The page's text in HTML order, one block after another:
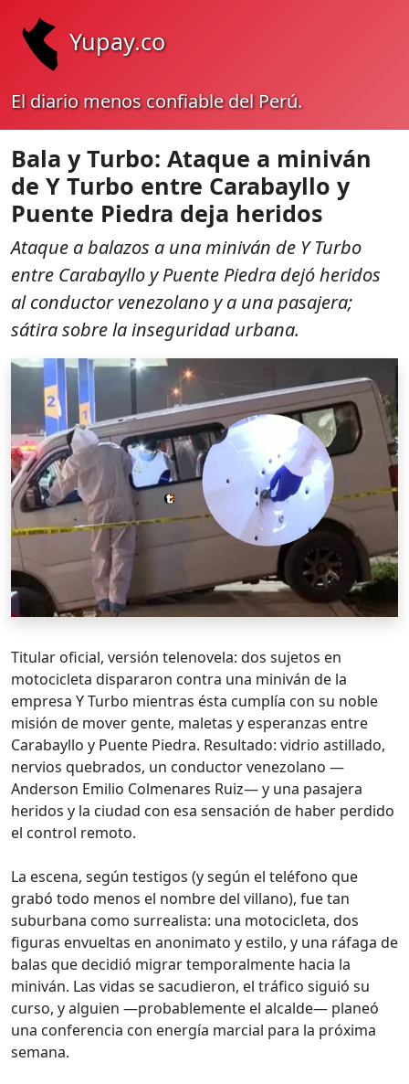
Yupay.co
El diario menos confiable del Perú.
Bala y Turbo: Ataque a miniván
de Y Turbo entre Carabayllo y
Puente Piedra deja heridos
Ataque a balazos a una miniván de Y Turbo
entre Carabayllo y Puente Piedra dejó heridos
al conductor venezolano y a una pasajera;
sátira sobre la inseguridad urbana.
Titular oficial, versión telenovela: dos sujetos en
motocicleta dispararon contra una miniván de la
empresa Y Turbo mientras ésta cumplía con su noble
misión de mover gente, maletas y esperanzas entre
Carabayllo y Puente Piedra. Resultado: vidrio astillado,
nervios quebrados, un conductor venezolano —
Anderson Emilio Colmenares Ruiz— y una pasajera
heridos y la ciudad con esa sensación de haber perdido
el control remoto.
La escena, según testigos (y según el teléfono que
grabó todo menos el nombre del villano), fue tan
suburbana como surrealista: una motocicleta, dos
figuras envueltas en anonimato y estilo, y una ráfaga de
balas que decidió migrar temporalmente hacia la
miniván. Las vidas se sacudieron, el tráfico siguió su
curso, y alguien —probablemente el alcalde— planeó
una conferencia con energía marcial para la próxima
semana.